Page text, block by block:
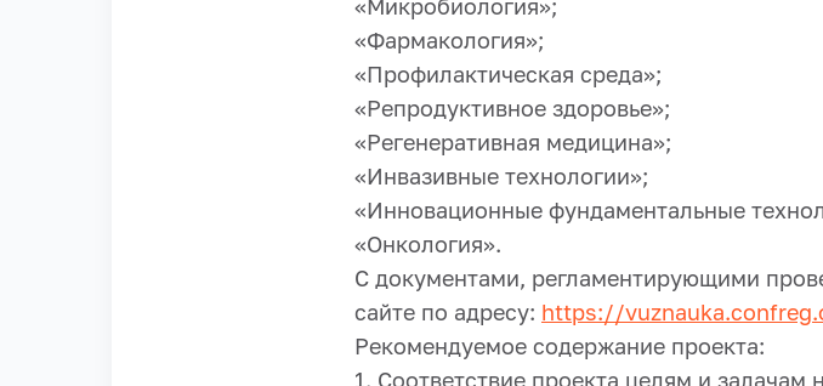
«Микробиология»;
«Фармакология»;
«Профилактическая среда»;
«Репродуктивное здоровье»;
«Регенеративная медицина»;
«Инвазивные технологии»;
«Инновационные фундаментальные
«Онкология».
С документами, регламентирующими
сайте по адресу: https://
Рекомендуемое содержание проекта:
1. Соответствие проекта целям и